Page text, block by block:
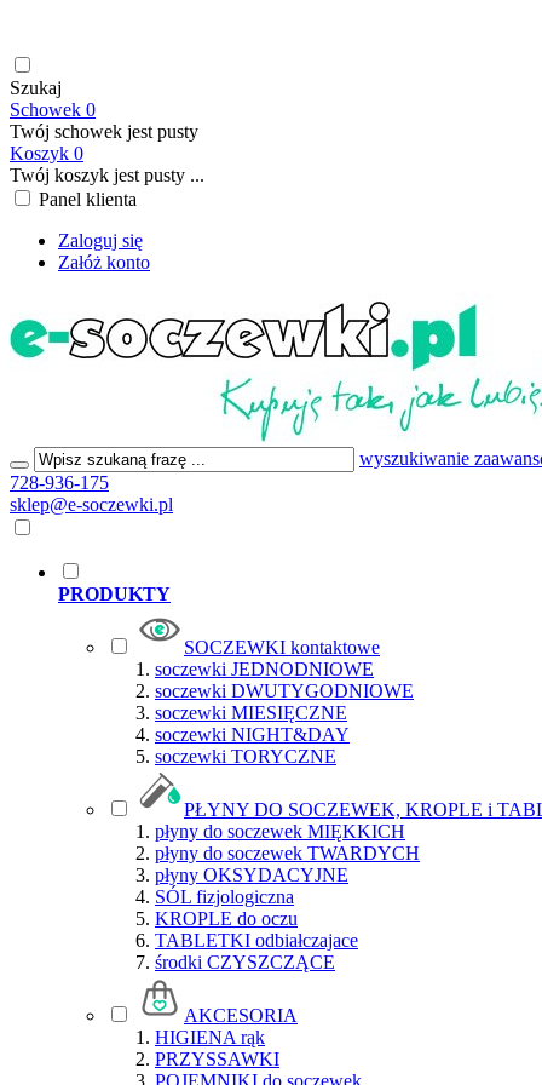
Szukaj
Schowek 0
Twój schowek jest pusty
Koszyk 0
Twój koszyk jest pusty ...
Panel klienta
Zaloguj się
Załóż konto
wyszukiwanie
728-936-175
sklep@e-soczewki.pl
PRODUKTY
SOCZEWKI kontaktowe
soczewki JEDNODNIOWE
soczewki DWUTYGODNIOWE
soczewki MIESIĘCZNE
soczewki NIGHT&DAY
soczewki TORYCZNE
PŁYNY DO SOCZEWEK, KROPLE i
płyny do soczewek MIĘKKICH
płyny do soczewek TWARDYCH
płyny OKSYDACYJNE
SÓL fizjologiczna
KROPLE do oczu
TABLETKI odbiałczajace
środki CZYSZCZĄCE
AKCESORIA
HIGIENA rąk
PRZYSSAWKI
POJEMNIKI do soczewek